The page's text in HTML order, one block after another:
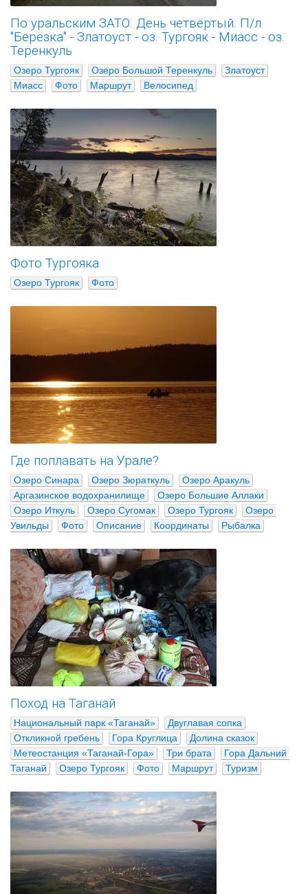
По уральским ЗАТО. День четвёртый. П/л
"Берёзка" - Златоуст - оз. Тургояк - Миасс - оз.
Теренкуль
Озеро Тургояк Озеро Большой Теренкуль
Златоуст
Миасс
Фото Маршрут Велосипед
Фото Тургояка
Озеро Тургояк Фото
Где поплавать на Урале?
Озеро Синара Озеро Зюраткуль
Озеро Аракуль
Аргазинское водохранилище
Озеро Большие Аллаки
Озеро Иткуль
Озеро Сугомак Озеро Тургояк
Озеро
Увильды
Фото Описание Координаты Рыбалка
Поход на Таганай
Национальный парк «Таганай»
Двуглавая сопка
Откликной гребень
Гора Круглица
Долина сказок
Метеостанция «Таганай-Гора»
Три брата
Гора Дальний
Таганай
Озеро Тургояк Фото Маршрут Туризм